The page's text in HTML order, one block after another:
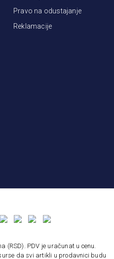
Pravo na odustajanje
Reklamacije
(RSD). PDV je uračunat u cenu.
da svi artikli u prodavnici budu